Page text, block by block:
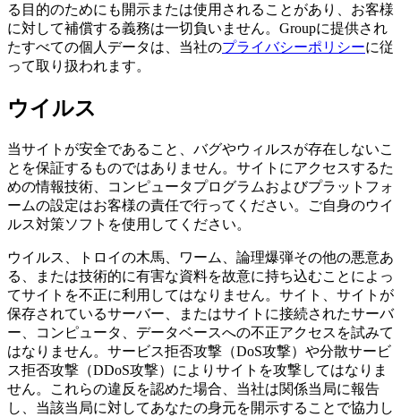
る目的のためにも開示または使用されることがあり、お客様
に対して補償する義務は一切負いません。Groupに提供され
たすべての個人データは、当社のプライバシーポリシーに従
って取り扱われます。
ウイルス
当サイトが安全であること、バグやウィルスが存在しないこ
とを保証するものではありません。サイトにアクセスするた
めの情報技術、コンピュータプログラムおよびプラットフォ
ームの設定はお客様の責任で行ってください。ご自身のウイ
ルス対策ソフトを使用してください。
ウイルス、トロイの木馬、ワーム、論理爆弾その他の悪意あ
る、または技術的に有害な資料を故意に持ち込むことによっ
てサイトを不正に利用してはなりません。サイト、サイトが
保存されているサーバー、またはサイトに接続されたサーバ
ー、コンピュータ、データベースへの不正アクセスを試みて
はなりません。サービス拒否攻撃（DoS攻撃）や分散サービ
ス拒否攻撃（DDoS攻撃）によりサイトを攻撃してはなりま
せん。これらの違反を認めた場合、当社は関係当局に報告
し、当該当局に対してあなたの身元を開示することで協力し